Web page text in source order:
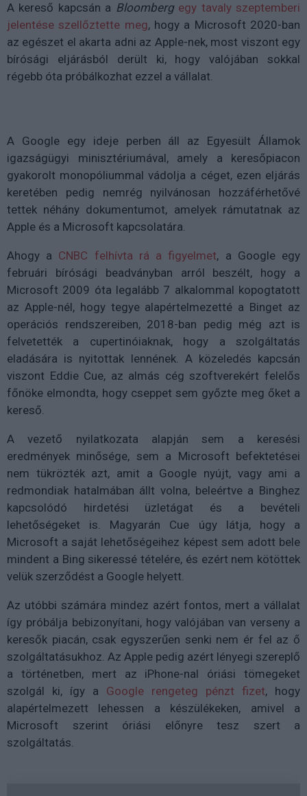
A kereső kapcsán a Bloomberg egy tavaly szeptemberi
jelentése szellőztette meg, hogy a Microsoft 2020-ban
az egészet el akarta adni az Apple-nek, most viszont egy
bírósági eljárásból derült ki, hogy valójában sokkal
régebb óta próbálkozhat ezzel a vállalat.
A Google egy ideje perben áll az Egyesült Államok
igazságügyi minisztériumával, amely a keresőpiacon
gyakorolt monopóliummal vádolja a céget, ezen eljárás
keretében pedig nemrég nyilvánosan hozzáférhetővé
tettek néhány dokumentumot, amelyek rámutatnak az
Apple és a Microsoft kapcsolatára.
Ahogy a CNBC felhívta rá a figyelmet, a Google egy
februári bírósági beadványban arról beszélt, hogy a
Microsoft 2009 óta legalább 7 alkalommal kopogtatott
az Apple-nél, hogy tegye alapértelmezetté a Binget az
operációs rendszereiben, 2018-ban pedig még azt is
felvetették a cupertinóiaknak, hogy a szolgáltatás
eladására is nyitottak lennének. A közeledés kapcsán
viszont Eddie Cue, az almás cég szoftverekért felelős
főnöke elmondta, hogy cseppet sem győzte meg őket a
kereső.
A vezető nyilatkozata alapján sem a keresési
eredmények minősége, sem a Microsoft befektetései
nem tükrözték azt, amit a Google nyújt, vagy ami a
redmondiak hatalmában állt volna, beleértve a Binghez
kapcsolódó hirdetési üzletágat és a bevételi
lehetőségeket is. Magyarán Cue úgy látja, hogy a
Microsoft a saját lehetőségeihez képest sem adott bele
mindent a Bing sikeressé tételére, és ezért nem kötöttek
velük szerződést a Google helyett.
Az utóbbi számára mindez azért fontos, mert a vállalat
így próbálja bebizonyítani, hogy valójában van verseny a
keresők piacán, csak egyszerűen senki nem ér fel az ő
szolgáltatásukhoz. Az Apple pedig azért lényegi szereplő
a történetben, mert az iPhone-nal óriási tömegeket
szolgál ki, így a Google rengeteg pénzt fizet, hogy
alapértelmezett lehessen a készülékeken, amivel a
Microsoft szerint óriási előnyre tesz szert a
szolgáltatás.